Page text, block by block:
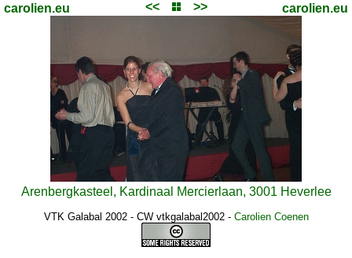
carolien.eu << >> carolien.eu
Arenbergkasteel, Kardinaal Mercierlaan, 3001 Heverlee
VTK Galabal 2002 - CW vtkgalabal2002- Carolien Coenen